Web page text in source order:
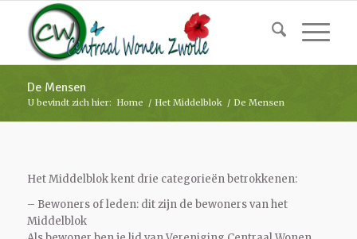
De Mensen
U bevindt zich hier: Home / Het Middelblok / De Mensen
Het Middelblok kent drie categorieën betrokkenen:
– Bewoners of leden: dit zijn de bewoners van het
Middelblok